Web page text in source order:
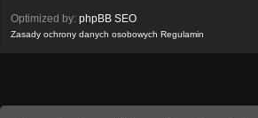
Optimized by: phpBB SEO
Zasady ochrony danych osobowych Regulamin